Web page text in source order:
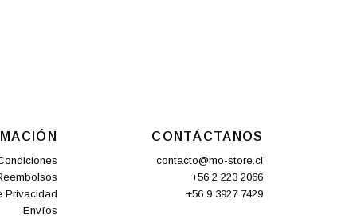
Privacidad
Envíos
CONTÁCTANOS
contacto@mo-store.cl
+56 2 223 2066
+56 9 3927 7429